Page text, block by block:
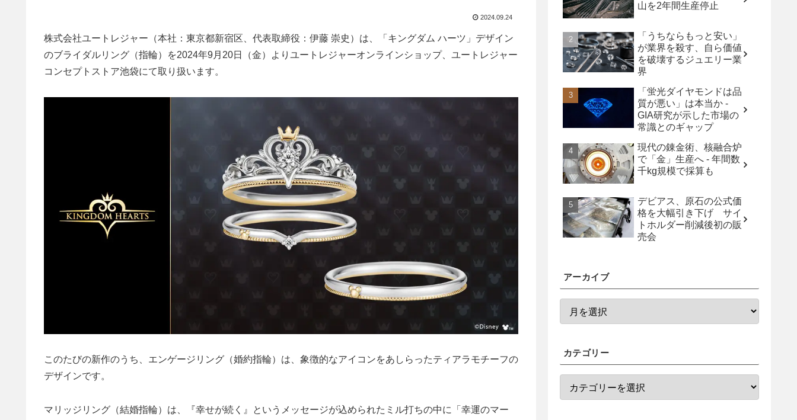
2024.09.24
株式会社ユートレジャー（本社：東京都新宿区、代表取締役：伊藤 崇史）は、「キングダム ハーツ」デザイン
のブライダルリング（指輪）を2024年9月20日（金）よりユートレジャーオンラインショップ、ユートレジャー
コンセプトストア池袋にて取り扱います。
このたびの新作のうち、エンゲージリング（婚約指輪）は、象徴的なアイコンをあしらったティアラモチーフの
デザインです。
マリッジリング（結婚指輪）は、『幸せが続く』というメッセージが込められたミル打ちの中に「幸運のマー
山を2年間生産停止
「うちならもっと安い」
が業界を殺す、自ら価値
を破壊するジュエリー業
界
「蛍光ダイヤモンドは品
質が悪い」は本当か -
GIA研究が示した市場の
常識とのギャップ
現代の錬金術、核融合炉
で「金」生産へ - 年間数
千kg規模で採算も
デビアス、原石の公式価
格を大幅引き下げ サイ
トホルダー削減後初の販
売会
アーカイブ
カテゴリー